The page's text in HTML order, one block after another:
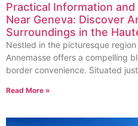
Practical Information
Near Geneva: Discover
Surroundings in the
Nestled in the picturesque
Annemasse offers a compelling
border convenience. Situated
Read More »